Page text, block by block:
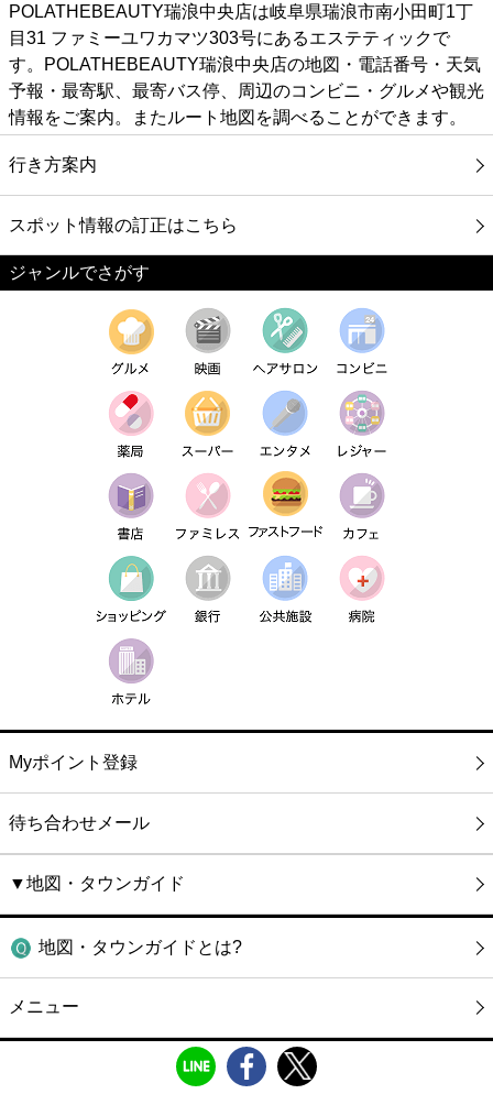
POLATHEBEAUTY瑞浪中央店は岐阜県瑞浪市南小田町1丁
目31 ファミーユワカマツ303号にあるエステティックで
す。POLATHEBEAUTY瑞浪中央店の地図・電話番号・天気
予報・最寄駅、最寄バス停、周辺のコンビニ・グルメや観光
情報をご案内。またルート地図を調べることができます。
行き方案内
スポット情報の訂正はこちら
ジャンルでさがす
Myポイント登録
待ち合わせメール
▼地図・タウンガイド
地図・タウンガイドとは?
メニュー